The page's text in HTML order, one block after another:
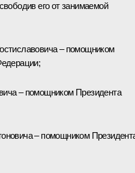
его от занимаемой
– помощником
– помощником Президента
– помощником